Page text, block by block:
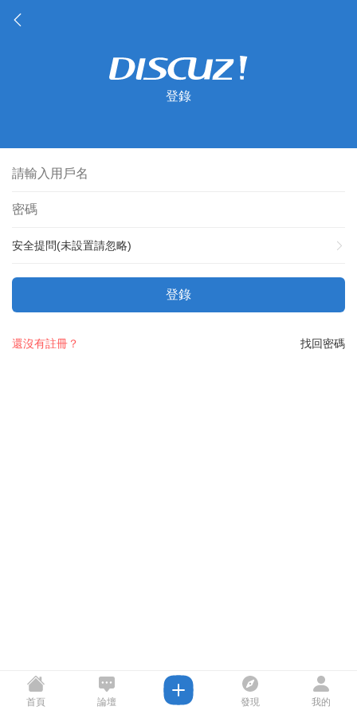
登錄
安全提問(未設置請忽略)
登錄
找回密碼
還沒有註冊？
首頁 論壇 發現 我的